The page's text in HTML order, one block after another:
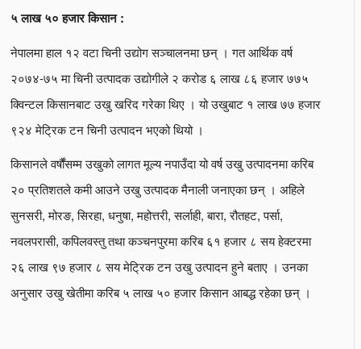
५ लाख ५० हजार किसान :
नेपालमा हाल १२ वटा चिनी उद्योग सञ्चालनमा छन् । गत आर्थिक वर्ष
२०७४-७५ मा चिनी उत्पादक उद्योगीले २ करोड ६ लाख ८६ हजार ७७५
क्विन्टल किसानबाट उखु खरिद गरेका थिए । यो उखुबाट १ लाख ७७ हजार
९२४ मेट्रिक टन चिनी उत्पादन भएको थियो ।
किसानले वर्षौंसम्म उखुको लागत मूल्य नपाउँदा यो वर्ष उखु उत्पादनमा करिब
२० प्रतिशतले कमी आउने उखु उत्पादक मैनाली जनाएका छन् । अहिले
सुनसरी, मोरङ, सिरहा, धनुषा, महोत्तरी, सर्लाही, बारा, रौतहट, पर्सा,
नवलपरासी, कपिलवस्तु तथा कञ्चनपुरमा करिब ६१ हजार ८ सय हेक्टरमा
२६ लाख ९७ हजार ८ सय मेट्रिक टन उखु उत्पादन हुने बताए । उनका
अनुसार उखु खेतीमा करिब ५ लाख ५० हजार किसान आबद्ध रहेका छन् ।